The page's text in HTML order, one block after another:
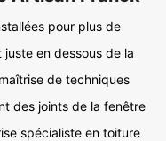
pour plus de
en dessous de la
de techniques
des joints de la fenêtre
spécialiste en toiture